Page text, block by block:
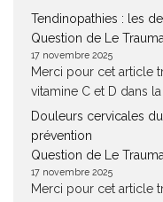
Tendinopathies : les
Question de Le
17 novembre 2025
Merci pour cet article
vitamine C et D dans la
Douleurs cervicales
prévention
Question de Le
17 novembre 2025
Merci pour cet article